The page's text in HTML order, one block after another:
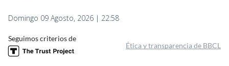
Domingo 09 Agosto, 2026 | 22:58
Seguimos criterios de
Ética y transparencia de BBCL